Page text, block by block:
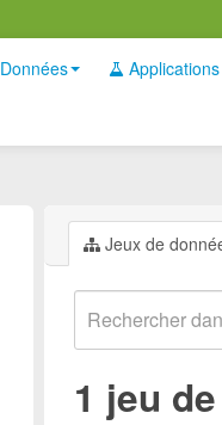
Données Applications
Jeux de
1 jeu